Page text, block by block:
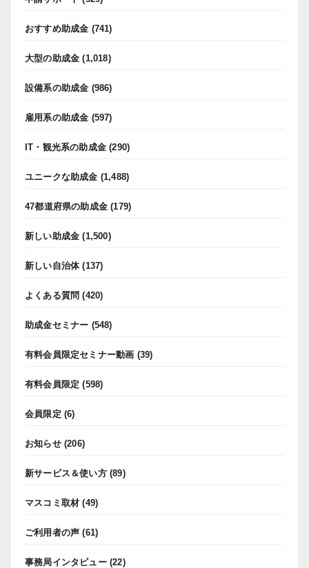
おすすめ助成金 (741)
大型の助成金 (1,018)
設備系の助成金 (986)
雇用系の助成金 (597)
IT・観光系の助成金 (290)
ユニークな助成金 (1,488)
47都道府県の助成金 (179)
新しい助成金 (1,500)
新しい自治体(137)
よくある質問 (420)
助成金セミナー (548)
有料会員限定セミナー動画 (39)
有料会員限定 (598)
会員限定 (6)
お知らせ(206)
新サービス＆使い方(89)
マスコミ取材 (49)
ご利用者の声 (61)
事務局インタビュー(22)